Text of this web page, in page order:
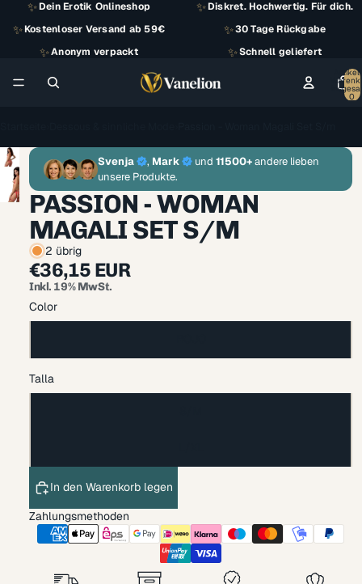
✨Dein Erotik Onlineshop ✨Diskret. Hochwertig. Für dich.
✨Kostenloser Versand ab 59€ ✨30 Tage Rückgabe
✨Anonym verpackt ✨Schnell geliefert
Artikel
0
Svenja , Mark und 11500+andere lieben
unsere Produkte.
PASSION - WOMAN
MAGALI SET S/M
2 übrig
€36,15 EUR
Inkl. 19% MwSt.
Color
Talla
In den Warenkorb legen
Zahlungsmethoden